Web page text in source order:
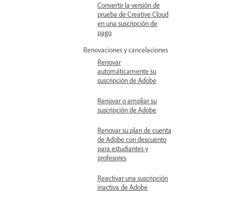
Convertir la versión de
prueba de Creative Cloud
en una suscripción de
pago
Renovaciones y cancelaciones
Renovar
automáticamente su
suscripción de Adobe
Renovar o ampliar su
suscripción de Adobe
Renovar su plan de cuenta
de Adobe con descuento
para estudiantes y
profesores
Reactivar una suscripción
inactiva de Adobe